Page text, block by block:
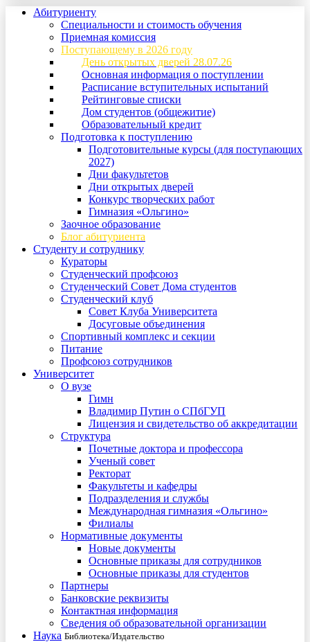
Абитуриенту
Специальности и стоимость обучения
Приемная комиссия
Поступающему в 2026 году
День открытых дверей 28.07.26
Основная информация о поступлении
Расписание вступительных испытаний
Рейтинговые списки
Дом студентов (общежитие)
Образовательный кредит
Подготовка к поступлению
Подготовительные курсы (для поступающих
2027)
Дни факультетов
Дни открытых дверей
Конкурс творческих работ
Гимназия «Ольгино»
Заочное образование
Блог абитуриента
Студенту и сотруднику
Кураторы
Студенческий профсоюз
Студенческий Совет Дома студентов
Студенческий клуб
Совет Клуба Университета
Досуговые объединения
Спортивный комплекс и секции
Питание
Профсоюз сотрудников
Университет
О вузе
Гимн
Владимир Путин о СПбГУП
Лицензия и свидетельство об аккредитации
Структура
Почетные доктора и профессора
Ученый совет
Ректорат
Факультеты и кафедры
Подразделения и службы
Международная гимназия «Ольгино»
Филиалы
Нормативные документы
Новые документы
Основные приказы для сотрудников
Основные приказы для студентов
Партнеры
Банковские реквизиты
Контактная информация
Сведения об образовательной организации
Наука Библиотека/Издательство